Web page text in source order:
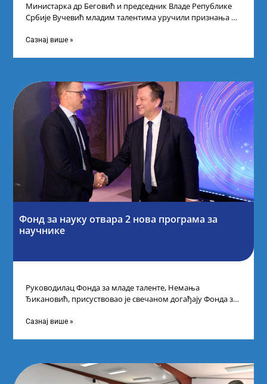
Министарка др Беговић и председник Владе Републике
Србије Вучевић младим талентима уручили признања У
Сазнај више »
Фонд за науку отвара 2 нова програма за
научнике
Руководилац Фонда за младе таленте, Немања
Ђикановић, присуствовао је свечаном догађају Фонда за
Сазнај више »